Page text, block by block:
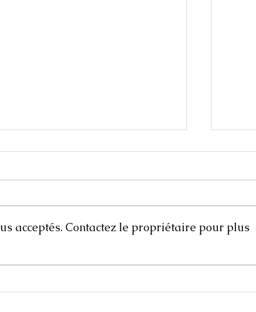
acceptés. Contactez le propriétaire pour plus